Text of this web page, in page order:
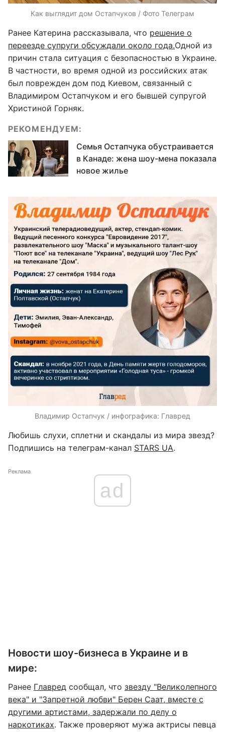
Как выглядит дом Остапчуков / Фото Телеграм
Ранее Катерина рассказывала, что решение о
переезде супруги обсуждали около года.Одной из
причин стала ситуация с безопасностью в Украине.
В частности, во время одной из российских атак
был поврежден дом под Киевом, связанный с
Владимиром Остапчуком и его бывшей супругой
Христиной Горняк.
РЕКОМЕНДУЕМ:
Семья Остапчука обустраивается
в Канаде: жена шоу-мена показала
новое жилье
Владимир Остапчук / инфографика: Главред
Любишь слухи, сплетни и скандалы из мира звезд?
Подпишись на телеграм-канал STARS UA.
Реклама
ad
Новости шоу-бизнеса в Украине и в
мире:
Ранее Главред сообщал, что звезду "Великолепного
века" и "Запретной любви" Берен Саат, вместе с
другими артистами, задержали по делу о
наркотиках. Также проверяют мужа актрисы певца